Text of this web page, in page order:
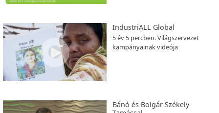
IndustriALL Global
5 év 5 percben. Világszervezet
kampányainak videója
Bánó és Bolgár Székely